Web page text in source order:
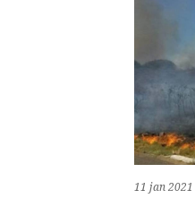
11 jan 2021